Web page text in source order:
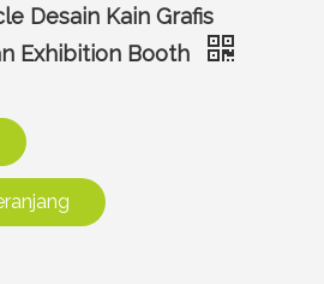
Desain Kain Grafis
Exhibition Booth